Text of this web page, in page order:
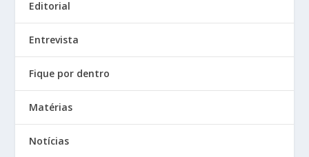
Editorial
Entrevista
Fique por dentro
Matérias
Notícias